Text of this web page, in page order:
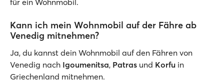
für ein Wohnmobil.
Kann ich mein Wohnmobil auf der Fähre ab
Venedig mitnehmen?
Ja, du kannst dein Wohnmobil auf den Fähren von
Venedig nach Igoumenitsa, Patras und Korfu in
Griechenland mitnehmen.